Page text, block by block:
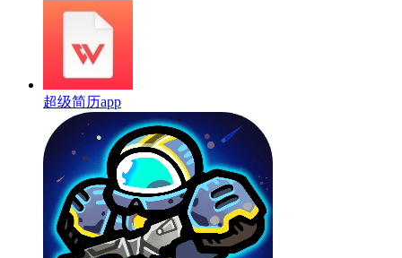
超级简历app